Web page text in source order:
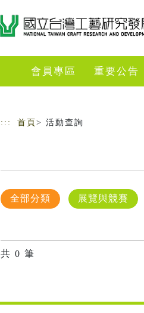
會員專區 重要公告
::: 首頁 > 活動查詢
全部分類 展覽與競賽
共 0 筆